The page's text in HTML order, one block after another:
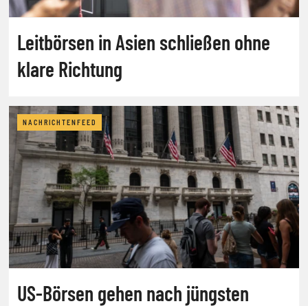
Leitbörsen in Asien schließen ohne
klare Richtung
NACHRICHTENFEED
US-Börsen gehen nach jüngsten